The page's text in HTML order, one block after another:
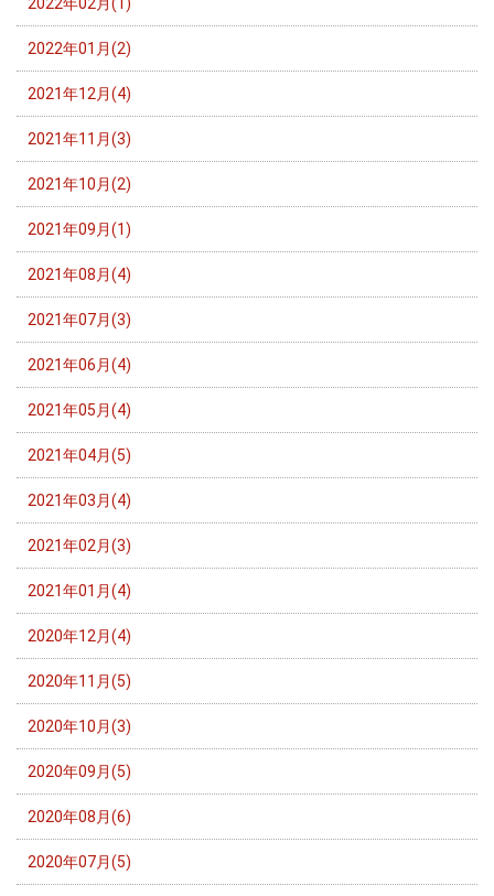
2022年02月(1)
2022年01月(2)
2021年12月(4)
2021年11月(3)
2021年10月(2)
2021年09月(1)
2021年08月(4)
2021年07月(3)
2021年06月(4)
2021年05月(4)
2021年04月(5)
2021年03月(4)
2021年02月(3)
2021年01月(4)
2020年12月(4)
2020年11月(5)
2020年10月(3)
2020年09月(5)
2020年08月(6)
2020年07月(5)